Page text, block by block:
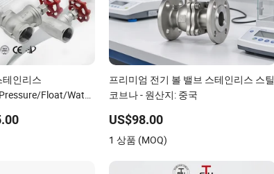
테인리스
Float/Water/Steam/Gas/3
용
프리미엄 전기 볼 밸브 스테인리스 스틸
코브나 - 원산지: 중국
US$98.00
1 상품 (MOQ)